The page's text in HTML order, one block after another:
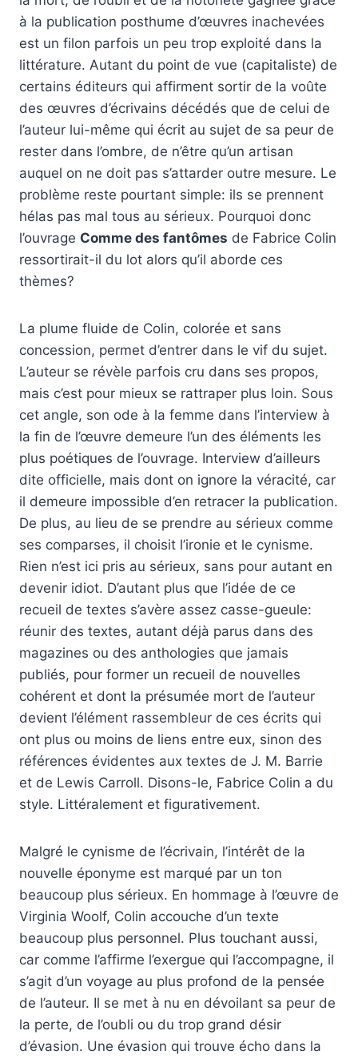
à la publication posthume d’œuvres inachevées
est un filon parfois un peu trop exploité dans la
littérature. Autant du point de vue (capitaliste) de
certains éditeurs qui affirment sortir de la voûte
des œuvres d’écrivains décédés que de celui de
l’auteur lui-même qui écrit au sujet de sa peur de
rester dans l’ombre, de n’être qu’un artisan
auquel on ne doit pas s’attarder outre mesure. Le
problème reste pourtant simple: ils se prennent
hélas pas mal tous au sérieux. Pourquoi donc
l’ouvrage Comme des fantômes de Fabrice Colin
ressortirait-il du lot alors qu’il aborde ces
thèmes?
La plume fluide de Colin, colorée et sans
concession, permet d’entrer dans le vif du sujet.
L’auteur se révèle parfois cru dans ses propos,
mais c’est pour mieux se rattraper plus loin. Sous
cet angle, son ode à la femme dans l’interview à
la fin de l’œuvre demeure l’un des éléments les
plus poétiques de l’ouvrage. Interview d’ailleurs
dite officielle, mais dont on ignore la véracité, car
il demeure impossible d’en retracer la publication.
De plus, au lieu de se prendre au sérieux comme
ses comparses, il choisit l’ironie et le cynisme.
Rien n’est ici pris au sérieux, sans pour autant en
devenir idiot. D’autant plus que l’idée de ce
recueil de textes s’avère assez casse-gueule:
réunir des textes, autant déjà parus dans des
magazines ou des anthologies que jamais
publiés, pour former un recueil de nouvelles
cohérent et dont la présumée mort de l’auteur
devient l’élément rassembleur de ces écrits qui
ont plus ou moins de liens entre eux, sinon des
références évidentes aux textes de J. M. Barrie
et de Lewis Carroll. Disons-le, Fabrice Colin a du
style. Littéralement et figurativement.
Malgré le cynisme de l’écrivain, l’intérêt de la
nouvelle éponyme est marqué par un ton
beaucoup plus sérieux. En hommage à l’œuvre de
Virginia Woolf, Colin accouche d’un texte
beaucoup plus personnel. Plus touchant aussi,
car comme l’affirme l’exergue qui l’accompagne, il
s’agit d’un voyage au plus profond de la pensée
de l’auteur. Il se met à nu en dévoilant sa peur de
la perte, de l’oubli ou du trop grand désir
d’évasion. Une évasion qui trouve écho dans la